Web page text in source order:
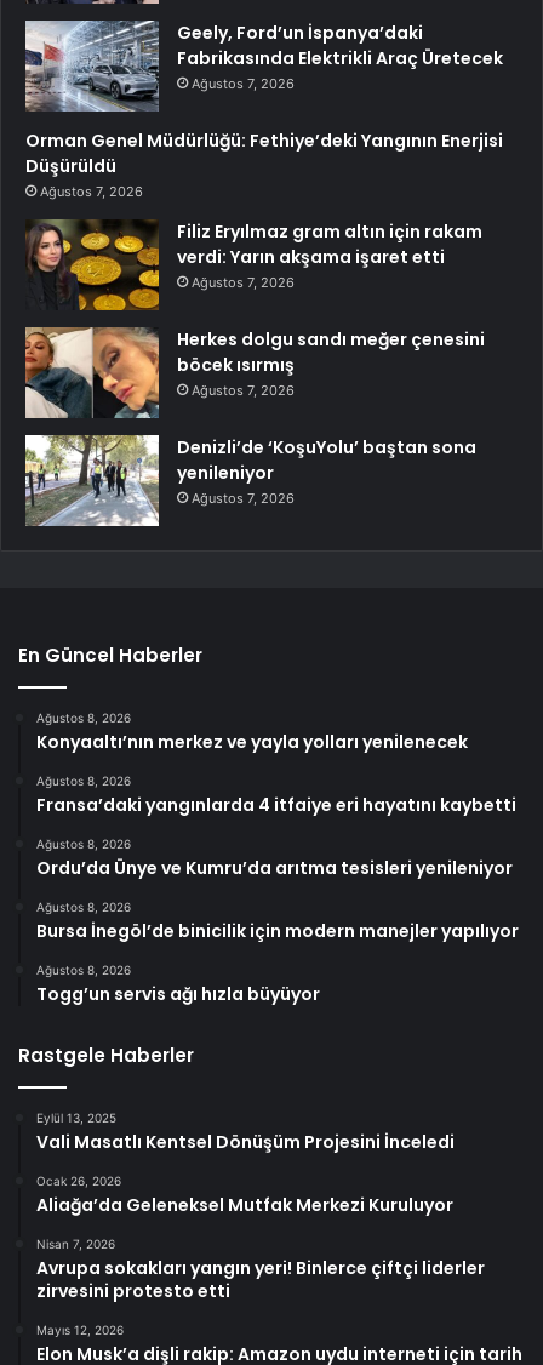
Geely, Ford’un İspanya’daki
Fabrikasında Elektrikli Araç Üretecek
Ağustos 7, 2026
Orman Genel Müdürlüğü: Fethiye’deki Yangının Enerjisi
Düşürüldü
Ağustos 7, 2026
Filiz Eryılmaz gram altın için rakam
verdi: Yarın akşama işaret etti
Ağustos 7, 2026
Herkes dolgu sandı meğer çenesini
böcek ısırmış
Ağustos 7, 2026
Denizli’de ‘KoşuYolu’ baştan sona
yenileniyor
Ağustos 7, 2026
En Güncel Haberler
Ağustos 8, 2026
Konyaaltı’nın merkez ve yayla yolları yenilenecek
Ağustos 8, 2026
Fransa’daki yangınlarda 4 itfaiye eri hayatını kaybetti
Ağustos 8, 2026
Ordu’da Ünye ve Kumru’da arıtma tesisleri yenileniyor
Ağustos 8, 2026
Bursa İnegöl’de binicilik için modern manejler yapılıyor
Ağustos 8, 2026
Togg’un servis ağı hızla büyüyor
Rastgele Haberler
Eylül 13, 2025
Vali Masatlı Kentsel Dönüşüm Projesini İnceledi
Ocak 26, 2026
Aliağa’da Geleneksel Mutfak Merkezi Kuruluyor
Nisan 7, 2026
Avrupa sokakları yangın yeri! Binlerce çiftçi liderler
zirvesini protesto etti
Mayıs 12, 2026
Elon Musk’a dişli rakip: Amazon uydu interneti için tarih